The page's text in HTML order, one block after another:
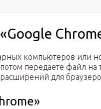
компьютеров или
передаете файл
для